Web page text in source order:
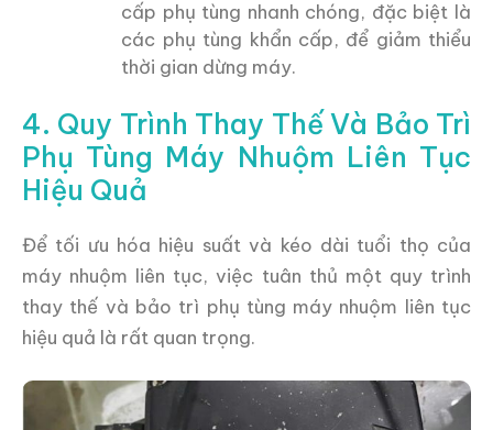
cấp phụ tùng nhanh chóng, đặc biệt là
các phụ tùng khẩn cấp, để giảm thiểu
thời gian dừng máy.
4. Quy Trình Thay Thế Và Bảo Trì
Phụ Tùng Máy Nhuộm Liên Tục
Hiệu Quả
Để tối ưu hóa hiệu suất và kéo dài tuổi thọ của
máy nhuộm liên tục, việc tuân thủ một quy trình
thay thế và bảo trì phụ tùng máy nhuộm liên tục
hiệu quả là rất quan trọng.